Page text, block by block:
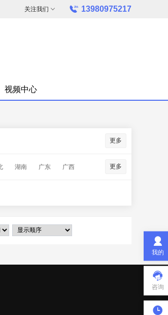
关注我们 13980975217
视频中心
更多
湖南 广东 广西 更多

我的

咨询
